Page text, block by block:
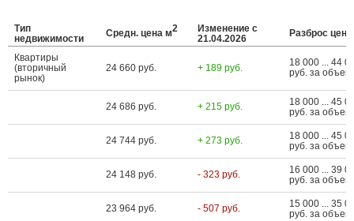
Тип
недвижимости
Средн. цена м2
Изменение с
21.04.2026
Разброс цен
Квартиры
(вторичный
рынок)
24 660 руб. + 189 руб.
18 000 ... 44
руб. за объект
24 686 руб. + 215 руб.
18 000 ... 45
руб. за объект
24 744 руб. + 273 руб.
18 000 ... 45
руб. за объект
24 148 руб. - 323 руб.
16 000 ... 39
руб. за объект
23 964 руб. - 507 руб.
15 000 ... 35
руб. за объект